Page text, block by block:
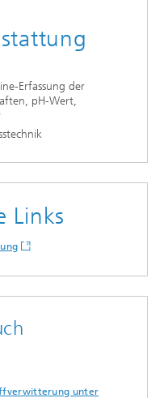
Erfassung der
pH-Wert,
Links
unter